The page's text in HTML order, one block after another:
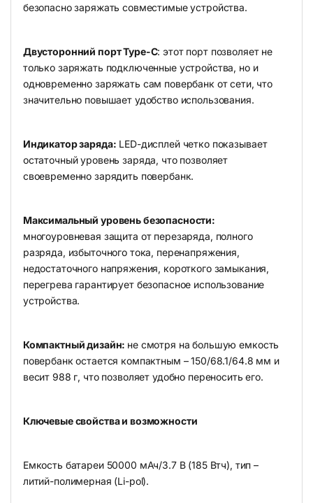
безопасно заряжать совместимые устройства.
Двусторонний порт Type-C: этот порт позволяет не
только заряжать подключенные устройства, но и
одновременно заряжать сам повербанк от сети, что
значительно повышает удобство использования.
Индикатор заряда: LED-дисплей четко показывает
остаточный уровень заряда, что позволяет
своевременно зарядить повербанк.
Максимальный уровень безопасности:
многоуровневая защита от перезаряда, полного
разряда, избыточного тока, перенапряжения,
недостаточного напряжения, короткого замыкания,
перегрева гарантирует безопасное использование
устройства.
Компактный дизайн: не смотря на большую емкость
повербанк остается компактным – 150/68.1/64.8 мм и
весит 988 г, что позволяет удобно переносить его.
Ключевые свойства и возможности
Емкость батареи 50000 мАч/3.7 В (185 Втч), тип –
литий-полимерная (Li-pol).